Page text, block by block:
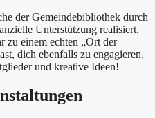
der Gemeindebibliothek durch
Unterstützung realisiert.
zu einem echten „Ort der
dich ebenfalls zu engagieren,
und kreative Ideen!